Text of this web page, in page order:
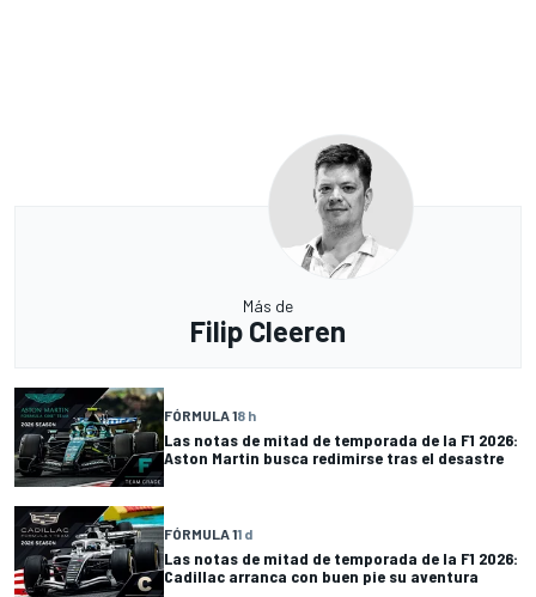
Más de
Filip Cleeren
FÓRMULA 18 h
Las notas de mitad de temporada de la F1 2026:
Aston Martin busca redimirse tras el desastre
FÓRMULA 11 d
Las notas de mitad de temporada de la F1 2026:
Cadillac arranca con buen pie su aventura